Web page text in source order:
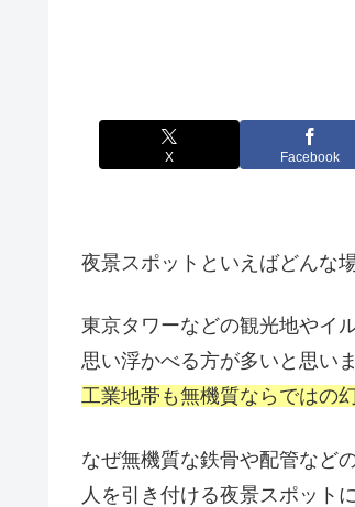
X Facebook
夜景スポットといえばどんな
東京タワーなどの観光地やイ
思い浮かべる方が多いと思いま
工業地帯も無機質ならではの
なぜ無機質な鉄骨や配管など
人を引き付ける夜景スポット